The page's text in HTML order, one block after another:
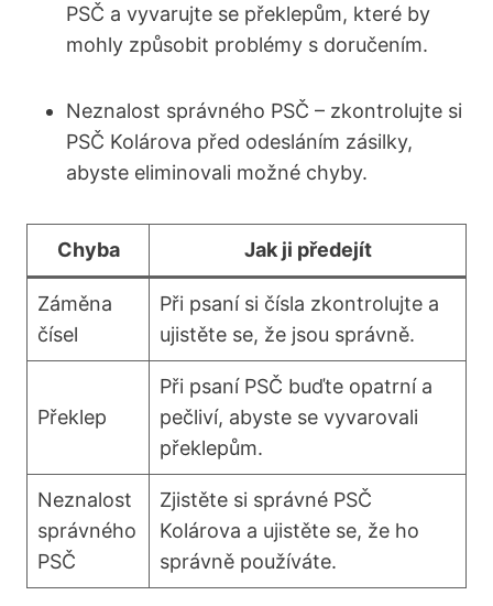
PSČ a vyvarujte se překlepům, které by
mohly způsobit problémy s doručením.
Neznalost správného PSČ – zkontrolujte si
PSČ Kolárova před odesláním zásilky,
abyste eliminovali možné chyby.
Chyba Jak ji předejít
Záměna
čísel
Při psaní si čísla zkontrolujte a
ujistěte se, že jsou správně.
Překlep
Při psaní PSČ buďte opatrní a
pečliví, abyste se vyvarovali
překlepům.
Neznalost
správného
PSČ
Zjistěte si správné PSČ
Kolárova a ujistěte se, že ho
správně používáte.